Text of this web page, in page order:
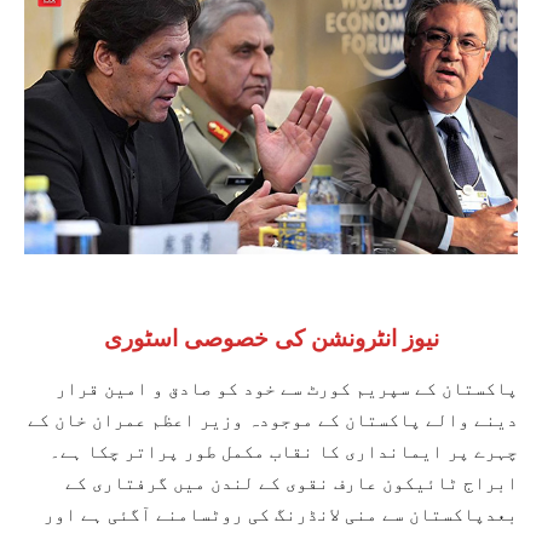
نیوز انٹرونشن کی خصوصی اسٹوری
پاکستان کے سپریم کورٹ سے خود کو صادق و امین قرار
دینے والے پاکستان کے موجودہ وزیر اعظم عمران خان کے
چہرے پر ایمانداری کا نقاب مکمل طور پراتر چکا ہے۔
ابراج ٹائیکون عارف نقوی کے لندن میں گرفتاری کے
بعدپاکستان سے منی لانڈرنگ کی روٹسامنے آگئی ہے اور